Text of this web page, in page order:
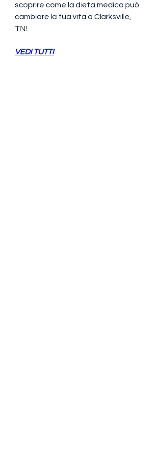
scoprire come la dieta medica può
cambiare la tua vita a Clarksville,
TN!
VEDI TUTTI